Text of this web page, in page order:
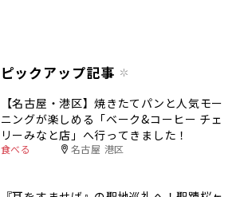
ピックアップ記事
【名古屋・港区】焼きたてパンと人気モー
ニングが楽しめる「ベーク&コーヒー チェ
リーみなと店」へ行ってきました！
食べる 名古屋 港区